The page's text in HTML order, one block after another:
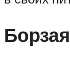
Борзая